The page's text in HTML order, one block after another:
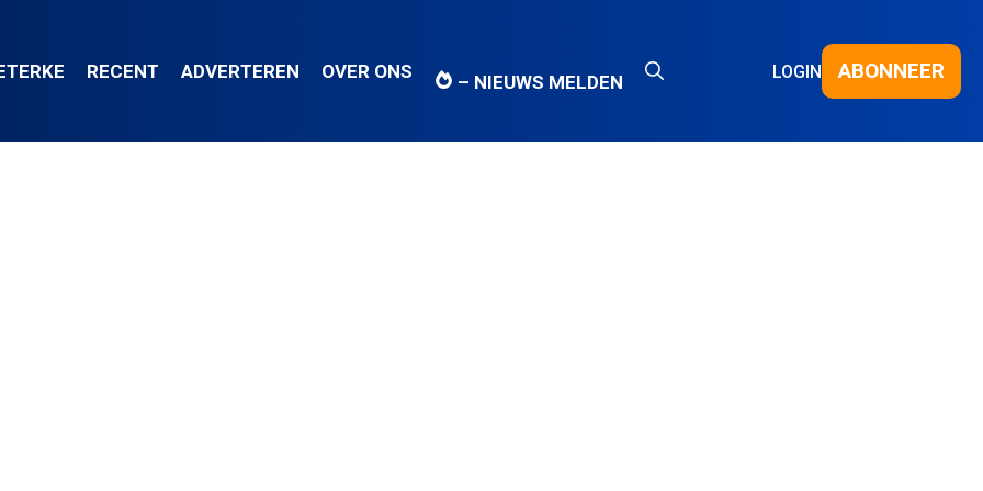
RECENT ADVERTEREN OVER ONS – NIEUWS MELDEN LOGIN ABONNEER